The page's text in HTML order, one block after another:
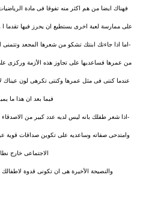
فهناك ايضا من هم اكثر منه تفوقا فى مادة
على ممارسة لعبة اخرى يستطيع ان يحرز فيها تقدما
-اما اذا جاءتك ابنتك تشكو من شعرها المجعد
من عمرها فساعديها على تجاوز هذه الأزمة وركزى
عندما كنتى فى مثل عمرها وكنتى تكرهى لون عيناك
فيما بعد ان هذا ما
-اذا شعر طفلك بانه ليس لديه عدد كبير من الاصدقاء
وامتدحى صفاته وساعديه على تكوين صداقات قوية
الاجتماعى خارج
والنصيحة الأخيرة هى ان تكونى قدوة لاطفالك